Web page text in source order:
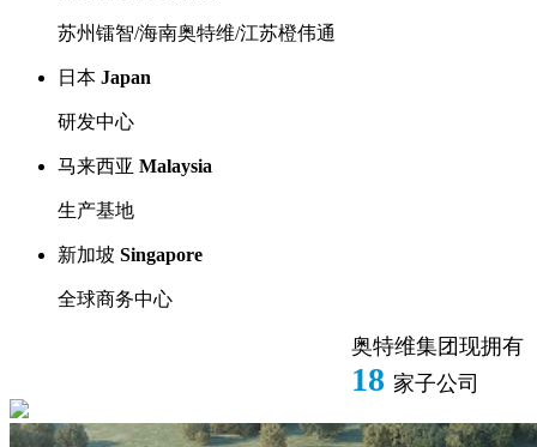
苏州镭智/海南奥特维/江苏橙伟通
日本 Japan
研发中心
马来西亚 Malaysia
生产基地
新加坡 Singapore
全球商务中心
奥特维集团现拥有
18 家子公司